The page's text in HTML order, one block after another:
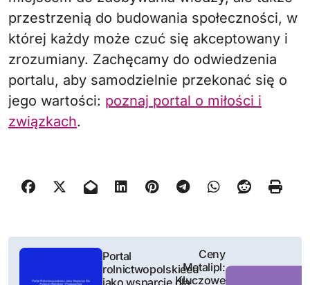
przestrzenią do budowania społeczności, w
której każdy może czuć się akceptowany i
zrozumiany. Zachęcamy do odwiedzenia
portalu, aby samodzielnie przekonać się o
jego wartości: poznaj portal o miłości i
związkach.
N
Portal
rolnictwopolskieeu
jako wsparcie dla
Ceny
Metalipl:
Kluczowe